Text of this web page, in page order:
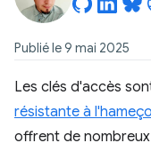
Publié le 9 mai 2025
Les clés d'accès
résistante à
offrent de